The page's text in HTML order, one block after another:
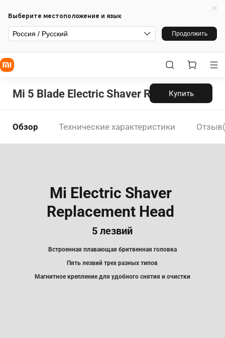
Выберите местоположение и язык
Россия / Русский Продолжить
Mi 5 Blade Electric Shaver Replacement
Купить
Обзор Технические характеристики
Mi Electric Shaver
Replacement Head
5 лезвий
Встроенная плавающая бритвенная головка
Пять лезвий трех разных типов
Магнитное крепление для удобного снятия и очистки